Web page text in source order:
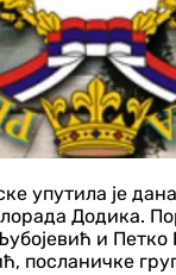
упутила је
Додика.
и
посланичке